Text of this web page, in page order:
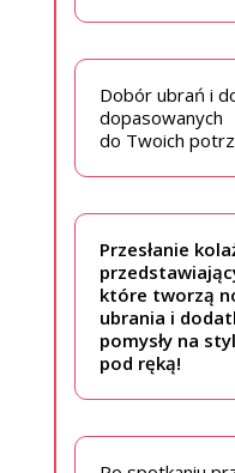
Dobór ubrań i
dopasowanych
do Twoich
Przesłanie
które tworzą
ubrania i
pomysły na
pod ręką!